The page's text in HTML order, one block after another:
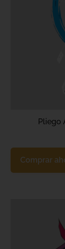
Pliego
Comprar